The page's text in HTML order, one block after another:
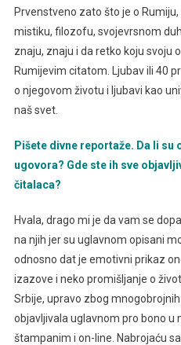
Prvenstveno zato što je o
mistiku, filozofu, svojevrsnom
znaju, znaju i da retko koju svoju
Rumijevim citatom. Ljubav ili 40
o njegovom životu i ljubavi kao
naš svet.
Pišete divne reportaže. Da li
ugovora? Gde ste ih sve
čitalaca?
Hvala, drago mi je da vam se
na njih jer su uglavnom opisani
odnosno dat je emotivni prikaz
izazove i neko promišljanje o
Srbije, upravo zbog
objavljivala uglavnom pro bono u
štampanim i on-line. Nabrojaću